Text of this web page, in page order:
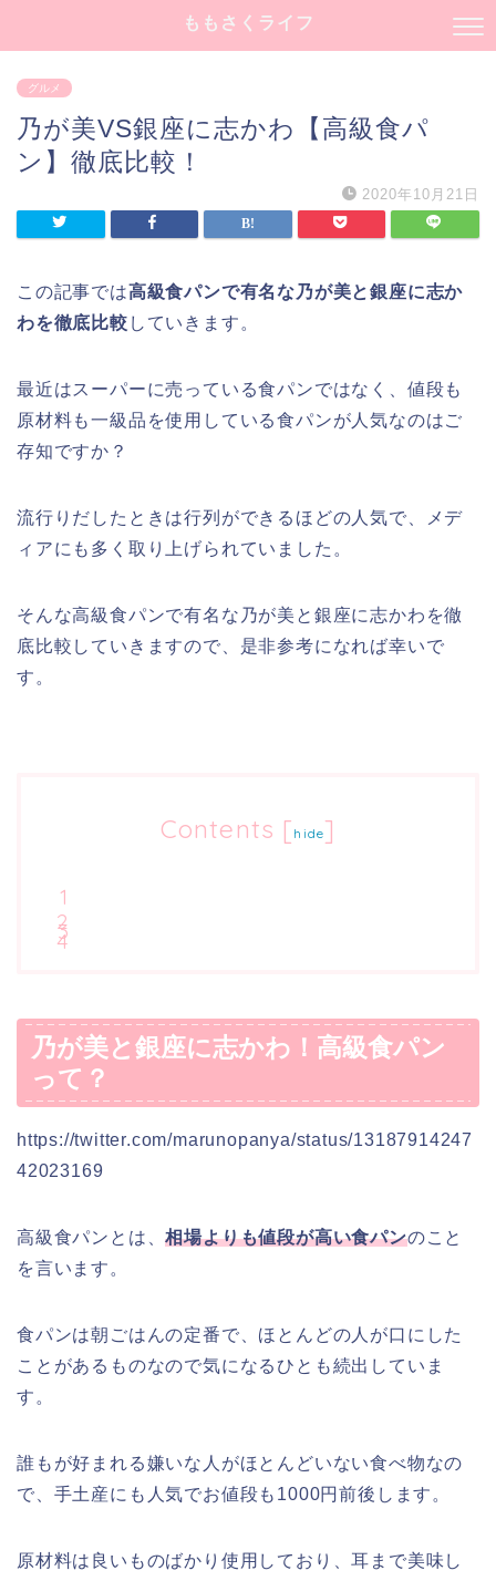
ももさくライフ
グルメ
乃が美VS銀座に志かわ【高級食パ
ン】徹底比較！
2020年10月21日
この記事では高級食パンで有名な乃が美と銀座に志か
わを徹底比較 していきます。
最近はスーパーに売っている食パンではなく、値段も
原材料も一級品を使用している食パンが人気なのはご
存知ですか？
流行りだしたときは行列ができるほどの人気で、メデ
ィアにも多く取り上げられていました。
そんな高級食パンで有名な乃が美と銀座に志かわを徹
底比較していきますので、是非参考になれば幸いで
す。
Contents [ hide]
乃が美と銀座に志かわ！高級食パン
って？
https://twitter.com/marunopanya/status/13187914247
42023169
高級食パンとは、相場よりも値段が高い食パンのこと
を言います。
食パンは朝ごはんの定番で、ほとんどの人が口にした
ことがあるものなので気になるひとも続出していま
す。
誰もが好まれる嫌いな人がほとんどいない食べ物なの
で、手土産にも人気でお値段も1000円前後します。
原材料は良いものばかり使用しており、耳まで美味し